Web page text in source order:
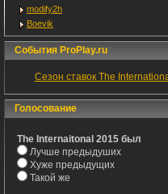
modify2h
Boevik
События ProPlay.ru
Сезон ставок The
Голосование
The Internaitonal 2015 был
Лучше предыдуших
Хуже предыдущих
Такой же